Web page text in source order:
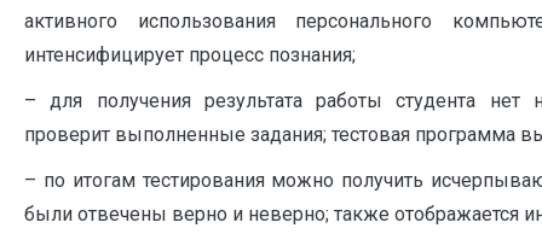
активного использования персонального
интенсифицирует процесс познания;
– для получения результата работы студента нет
проверит выполненные задания; тестовая программа
– по итогам тестирования можно получить
были отвечены верно и неверно; также отображается